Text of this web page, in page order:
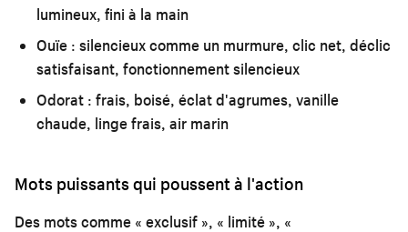
lumineux, fini à la main
Ouïe : silencieux comme un murmure, clic net, déclic
satisfaisant, fonctionnement silencieux
Odorat : frais, boisé, éclat d'agrumes, vanille
chaude, linge frais, air marin
Mots puissants qui poussent à l'action
Des mots comme « exclusif », « limité », «